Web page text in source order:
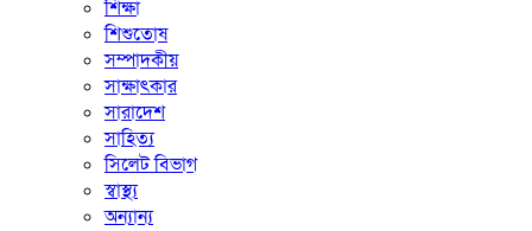
শিক্ষা
শিশুতোষ
সম্পাদকীয়
সাক্ষাৎকার
সারাদেশ
সাহিত্য
সিলেট বিভাগ
স্বাস্থ্য
অন্যান্য